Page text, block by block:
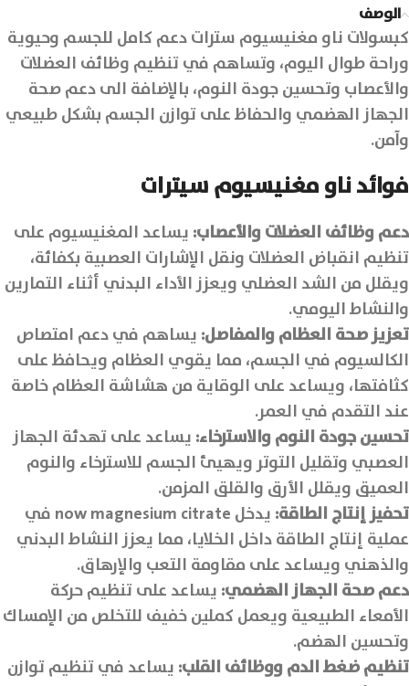
الوصف
كبسولات ناو مغنيسيوم سترات دعم كامل للجسم وحيوية
وراحة طوال اليوم، وتساهم في تنظيم وظائف العضلات
والأعصاب وتحسين جودة النوم، بالإضافة الى دعم صحة
الجهاز الهضمي والحفاظ على توازن الجسم بشكل طبيعي
وآمن.
فوائد ناو مغنيسيوم سيترات
دعم وظائف العضلات والأعصاب: يساعد المغنيسيوم على
تنظيم انقباض العضلات ونقل الإشارات العصبية بكفائة،
ويقلل من الشد العضلي ويعزز الأداء البدني أثناء التمارين
والنشاط اليومي.
تعزيز صحة العظام والمفاصل: يساهم في دعم امتصاص
الكالسيوم في الجسم، مما يقوي العظام ويحافظ على
كثافتها، ويساعد على الوقاية من هشاشة العظام خاصة
عند التقدم في العمر.
تحسين جودة النوم والاسترخاء: يساعد على تهدئة الجهاز
العصبي وتقليل التوتر ويهيئ الجسم للاسترخاء والنوم
العميق ويقلل الأرق والقلق المزمن.
تحفيز إنتاج الطاقة:
يدخل now magnesium citrate في
عملية إنتاج الطاقة داخل الخلايا، مما يعزز النشاط البدني
والذهني ويساعد على مقاومة التعب والإرهاق.
دعم صحة الجهاز الهضمي: يساعد على تنظيم حركة
الأمعاء الطبيعية ويعمل كملين خفيف للتخلص من الإمساك
وتحسين الهضم.
تنظيم ضغط الدم ووظائف القلب: يساعد في تنظيم توازن